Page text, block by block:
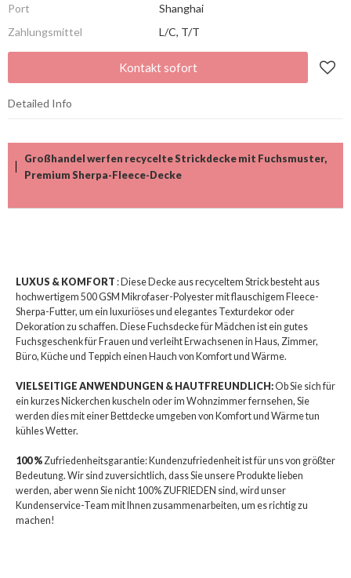
Port
Shanghai
Zahlungsmittel
L/C, T/T
Kontakt sofort
Detailed Info
Großhandel werfen recycelte Strickdecke mit Fuchsmuster,
Premium Sherpa-Fleece-Decke
LUXUS & KOMFORT : Diese Decke aus recyceltem Strick besteht aus
hochwertigem 500 GSM Mikrofaser-Polyester mit flauschigem Fleece-
Sherpa-Futter, um ein luxuriöses und elegantes Texturdekor oder
Dekoration zu schaffen. Diese Fuchsdecke für Mädchen ist ein gutes
Fuchsgeschenk für Frauen und verleiht Erwachsenen in Haus, Zimmer,
Büro, Küche und Teppich einen Hauch von Komfort und Wärme.
VIELSEITIGE ANWENDUNGEN & HAUTFREUNDLICH:Ob Sie sich für
ein kurzes Nickerchen kuscheln oder im Wohnzimmer fernsehen, Sie
werden dies mit einer Bettdecke umgeben von Komfort und Wärme tun
kühles Wetter.
100 % Zufriedenheitsgarantie: Kundenzufriedenheit ist für uns von größter
Bedeutung. Wir sind zuversichtlich, dass Sie unsere Produkte lieben
werden, aber wenn Sie nicht 100% ZUFRIEDEN sind, wird unser
Kundenservice-Team mit Ihnen zusammenarbeiten, um es richtig zu
machen!